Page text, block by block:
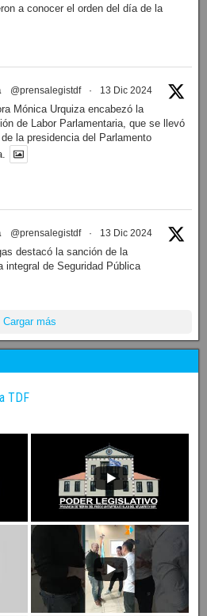
a conocer el orden del día de la
@prensalegistdf · 13 Dic 2024
Mónica Urquiza encabezó la
de Labor Parlamentaria, que se llevó
la presidencia del Parlamento
@prensalegistdf · 13 Dic 2024
destacó la sanción de la
integral de Seguridad Pública
Cargar más
TDF